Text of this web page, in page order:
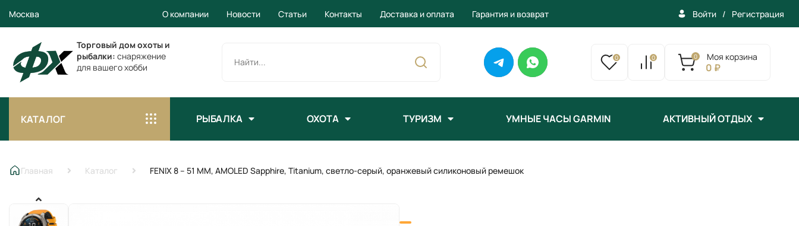
Москва О компании Новости Статьи Контакты Доставка и оплата Гарантия и возврат Войти / Регистрация
Торговый дом охоты и
рыбалки: снаряжение
для вашего хобби
0 0 Моя корзина
0
0 ₽
КАТАЛОГ РЫБАЛКА ОХОТА ТУРИЗМ УМНЫЕ ЧАСЫ GARMIN АКТИВНЫЙ ОТДЫХ
Главная Каталог FENIX 8 – 51 ММ, AMOLED Sapphire, Titanium, светло-серый, оранжевый силиконовый ремешок